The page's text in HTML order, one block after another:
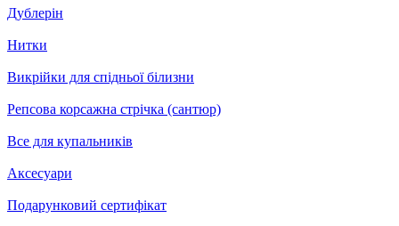
Дублерін
Нитки
Викрійки для спідньої білизни
Репсова корсажна стрічка (сантюр)
Все для купальників
Аксесуари
Подарунковий сертифікат